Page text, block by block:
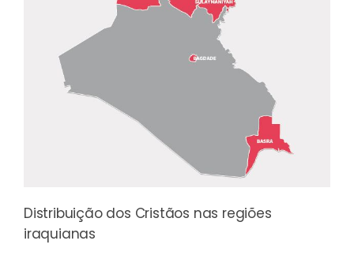
Distribuição dos Cristãos nas regiões
iraquianas